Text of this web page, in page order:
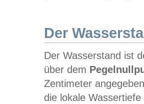
Der
Der Wasserstand ist
über dem
Zentimeter
die lokale